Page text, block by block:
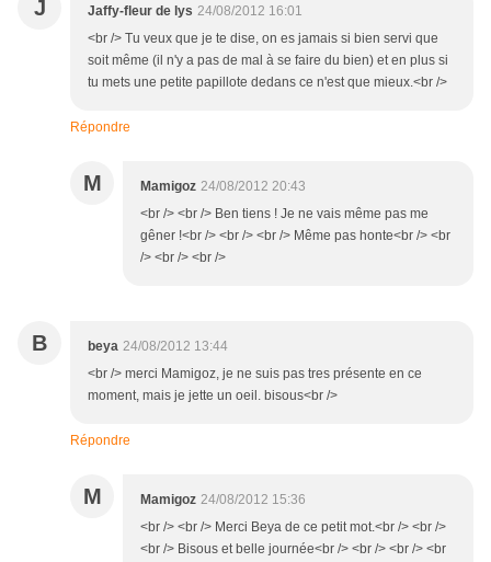
J Jaffy-fleur de lys 24/08/2012 16:01
<br /> Tu veux que je te dise, on es jamais si bien servi que
soit même (il n'y a pas de mal à se faire du bien) et en plus si
tu mets une petite papillote dedans ce n'est que mieux.<br />
Répondre
M Mamigoz 24/08/2012 20:43
<br /> <br /> Ben tiens ! Je ne vais même pas me
gêner !<br /> <br /> <br /> Même pas honte<br /> <br
/> <br /> <br />
B beya 24/08/2012 13:44
<br /> merci Mamigoz, je ne suis pas tres présente en ce
moment, mais je jette un oeil. bisous<br />
Répondre
M Mamigoz 24/08/2012 15:36
<br /> <br /> Merci Beya de ce petit mot.<br /> <br />
<br /> Bisous et belle journée<br /> <br /> <br /> <br